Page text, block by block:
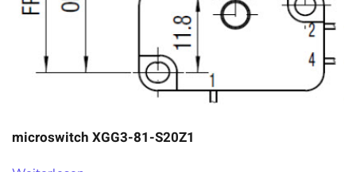
microswitch XGG3-81-S20Z1